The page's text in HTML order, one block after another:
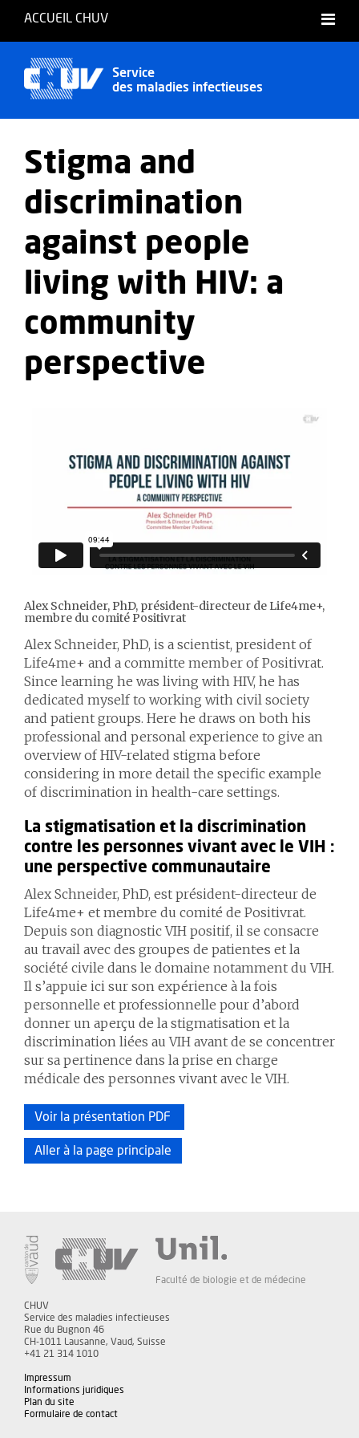
ACCUEIL CHUV
Service
des maladies infectieuses
Stigma and
discrimination
against people
living with HIV: a
community
perspective
Alex Schneider, PhD, président-directeur de Life4me+,
membre du comité Positivrat
Alex Schneider, PhD, is a scientist, president of
Life4me+ and a committe member of Positivrat.
Since learning he was living with HIV, he has
dedicated myself to working with civil society
and patient groups. Here he draws on both his
professional and personal experience to give an
overview of HIV-related stigma before
considering in more detail the specific example
of discrimination in health-care settings.
La stigmatisation et la discrimination
contre les personnes vivant avec le VIH :
une perspective communautaire
Alex Schneider, PhD, est président-directeur de
Life4me+ et membre du comité de Positivrat.
Depuis son diagnostic VIH positif, il se consacre
au travail avec des groupes de patient·e·s et la
société civile dans le domaine notamment du VIH.
Il s’appuie ici sur son expérience à la fois
personnelle et professionnelle pour d’abord
donner un aperçu de la stigmatisation et la
discrimination liées au VIH avant de se concentrer
sur sa pertinence dans la prise en charge
médicale des personnes vivant avec le VIH.
Voir la présentation PDF
Aller à la page principale
Faculté de biologie et de médecine
CHUV
Service des maladies infectieuses
Rue du Bugnon 46
CH-1011 Lausanne, Vaud, Suisse
+41 21 314 1010
Impressum
Informations juridiques
Plan du site
Formulaire de contact